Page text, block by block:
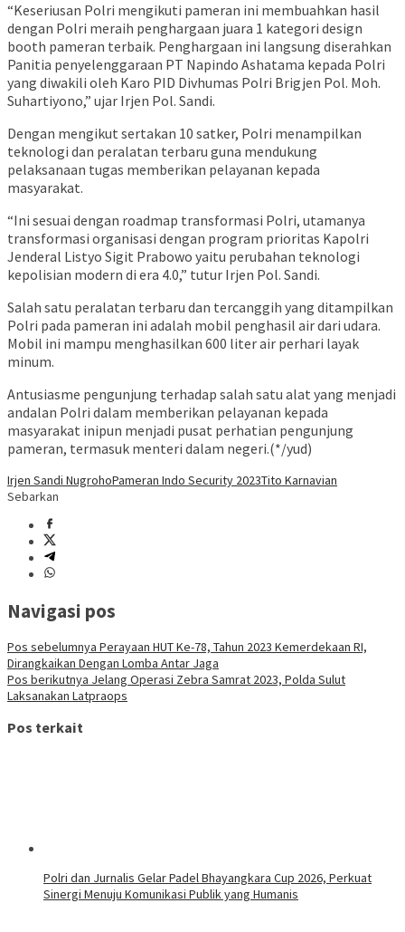
“Keseriusan Polri mengikuti pameran ini membuahkan hasil
dengan Polri meraih penghargaan juara 1 kategori design
booth pameran terbaik. Penghargaan ini langsung diserahkan
Panitia penyelenggaraan PT Napindo Ashatama kepada Polri
yang diwakili oleh Karo PID Divhumas Polri Brigjen Pol. Moh.
Suhartiyono,” ujar Irjen Pol. Sandi.
Dengan mengikut sertakan 10 satker, Polri menampilkan
teknologi dan peralatan terbaru guna mendukung
pelaksanaan tugas memberikan pelayanan kepada
masyarakat.
“Ini sesuai dengan roadmap transformasi Polri, utamanya
transformasi organisasi dengan program prioritas Kapolri
Jenderal Listyo Sigit Prabowo yaitu perubahan teknologi
kepolisian modern di era 4.0,” tutur Irjen Pol. Sandi.
Salah satu peralatan terbaru dan tercanggih yang ditampilkan
Polri pada pameran ini adalah mobil penghasil air dari udara.
Mobil ini mampu menghasilkan 600 liter air perhari layak
minum.
Antusiasme pengunjung terhadap salah satu alat yang menjadi
andalan Polri dalam memberikan pelayanan kepada
masyarakat inipun menjadi pusat perhatian pengunjung
pameran, termasuk menteri dalam negeri.(*/yud)
Irjen Sandi NugrohoPameran Indo Security 2023Tito Karnavian
Sebarkan
Navigasi pos
Pos sebelumnya Perayaan HUT Ke-78, Tahun 2023 Kemerdekaan RI,
Dirangkaikan Dengan Lomba Antar Jaga
Pos berikutnya Jelang Operasi Zebra Samrat 2023, Polda Sulut
Laksanakan Latpraops
Pos terkait
Polri dan Jurnalis Gelar Padel Bhayangkara Cup 2026, Perkuat
Sinergi Menuju Komunikasi Publik yang Humanis